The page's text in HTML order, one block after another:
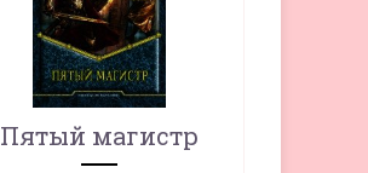
Пятый магистр